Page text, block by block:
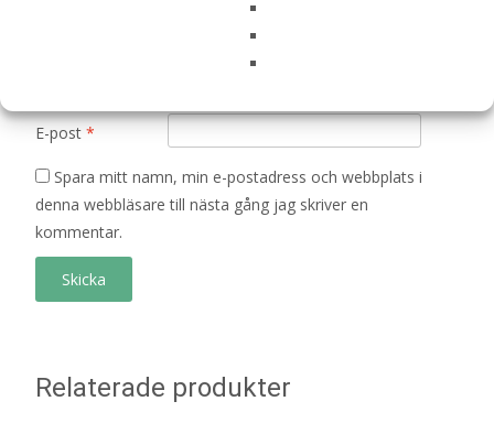
E-post *
Spara mitt namn, min e-postadress och webbplats i
denna webbläsare till nästa gång jag skriver en
kommentar.
Relaterade produkter